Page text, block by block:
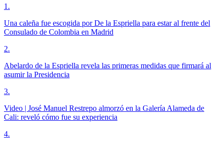
1 .
Una caleña fue escogida por De la Espriella para estar al frente del
Consulado de Colombia en Madrid
2.
Abelardo de la Espriella revela las primeras medidas que firmará al
asumir la Presidencia
3.
Video | José Manuel Restrepo almorzó en la Galería Alameda de
Cali: reveló cómo fue su experiencia
4.